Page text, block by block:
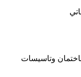
وتاسيسات